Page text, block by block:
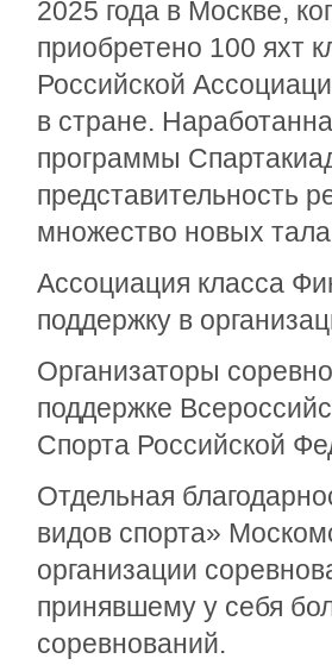
2025 года в Москве,
приобретено 100 яхт
Российской
в стране.
программы
представительность
множество новых
Ассоциация класса
поддержку в
Организаторы
поддержке
Спорта Российской
Отдельная
видов спорта»
организации
принявшему у себя
соревнований.